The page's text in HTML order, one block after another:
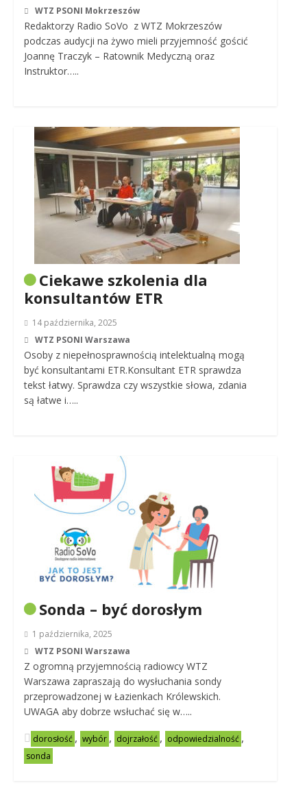
WTZ PSONI Mokrzeszów
Redaktorzy Radio SoVo z WTZ Mokrzeszów
podczas audycji na żywo mieli przyjemność gościć
Joannę Traczyk – Ratownik Medyczną oraz
Instruktor…..
Ciekawe szkolenia dla
konsultantów ETR
14 października, 2025
WTZ PSONI Warszawa
Osoby z niepełnosprawnością intelektualną mogą
być konsultantami ETR.Konsultant ETR sprawdza
tekst łatwy. Sprawdza czy wszystkie słowa, zdania
są łatwe i…..
Sonda – być dorosłym
1 października, 2025
WTZ PSONI Warszawa
Z ogromną przyjemnością radiowcy WTZ
Warszawa zapraszają do wysłuchania sondy
przeprowadzonej w Łazienkach Królewskich.
UWAGA aby dobrze wsłuchać się w…..
dorosłość , wybór , dojrzałość , odpowiedzialność ,
sonda